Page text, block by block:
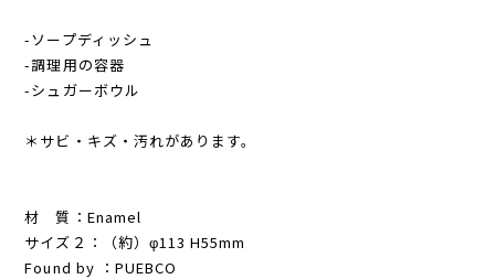
-ソープディッシュ
-調理用の容器
-シュガーボウル
＊サビ・キズ・汚れがあります。
材 質：Enamel
サイズ２：（約）φ113 H55mm
Found by ：PUEBCO